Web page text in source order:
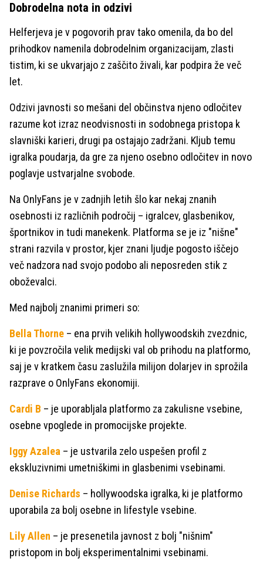
Dobrodelna nota in odzivi
Helferjeva je v pogovorih prav tako omenila, da bo del
prihodkov namenila dobrodelnim organizacijam, zlasti
tistim, ki se ukvarjajo z zaščito živali, kar podpira že več
let.
Odzivi javnosti so mešani del občinstva njeno odločitev
razume kot izraz neodvisnosti in sodobnega pristopa k
slavniški karieri, drugi pa ostajajo zadržani. Kljub temu
igralka poudarja, da gre za njeno osebno odločitev in novo
poglavje ustvarjalne svobode.
Na OnlyFans je v zadnjih letih šlo kar nekaj znanih
osebnosti iz različnih področij – igralcev, glasbenikov,
športnikov in tudi manekenk. Platforma se je iz "nišne"
strani razvila v prostor, kjer znani ljudje pogosto iščejo
več nadzora nad svojo podobo ali neposreden stik z
oboževalci.
Med najbolj znanimi primeri so:
Bella Thorne – ena prvih velikih hollywoodskih zvezdnic,
ki je povzročila velik medijski val ob prihodu na platformo,
saj je v kratkem času zaslužila milijon dolarjev in sprožila
razprave o OnlyFans ekonomiji.
Cardi B – je uporabljala platformo za zakulisne vsebine,
osebne vpoglede in promocijske projekte.
Iggy Azalea – je ustvarila zelo uspešen profil z
ekskluzivnimi umetniškimi in glasbenimi vsebinami.
Denise Richards – hollywoodska igralka, ki je platformo
uporabila za bolj osebne in lifestyle vsebine.
Lily Allen – je presenetila javnost z bolj "nišnim"
pristopom in bolj eksperimentalnimi vsebinami.